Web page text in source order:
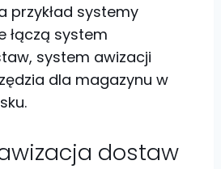
przykład systemy
łączą system
system awizacji
dla magazynu w
dostaw